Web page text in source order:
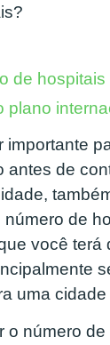
de hospitais
plano
importante
antes de
de
você terá
uma
o número